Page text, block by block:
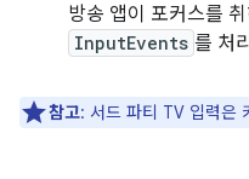
방송 앱이 포커스를
InputEvents 를 처
참고: 서드 파티 TV 입력은